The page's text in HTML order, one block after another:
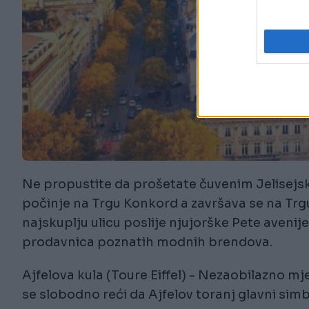
Ne propustite da prošetate čuvenim
počinje na Trgu Konkord a završava se na
najskuplju ulicu poslije njujorške Pete
prodavnica poznatih modnih brendova.
Ajfelova kula (Toure Eiffel) - Nezaobilazno
se slobodno reći da Ajfelov toranj glavni